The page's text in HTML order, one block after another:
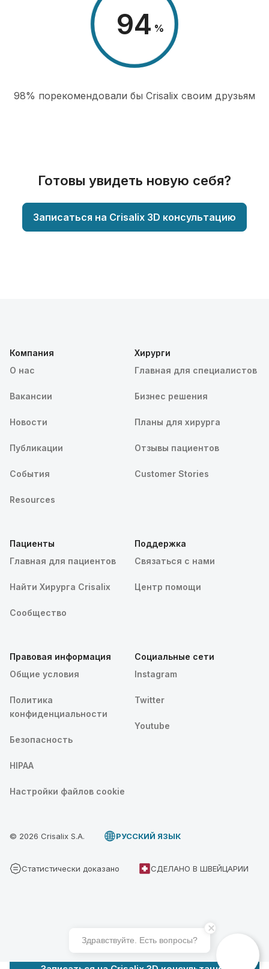
98 %
98% порекомендовали бы Сrisalix cвоим друзьям
Готовы увидеть новую себя?
Записаться на Crisalix 3D консультацию
Компания
О нас
Вакансии
Новости
Публикации
События
Resources
Хирурги
Главная для специалистов
Бизнес решения
Планы для хирурга
Отзывы пациентов
Customer Stories
Пациенты
Главная для пациентов
Найти Хирурга Crisalix
Сообщество
Поддержка
Связаться с нами
Центр помощи
Правовая информация
Общие условия
Политика
конфиденциальности
Безопасность
HIPAA
Настройки файлов cookie
Социальные сети
Instagram
Twitter
Youtube
© 2026 Crisalix S.A. PУССКИЙ ЯЗЫК
Статистически доказано СДЕЛАНО В ШВЕЙЦАРИИ
Здравствуйте. Есть вопросы?